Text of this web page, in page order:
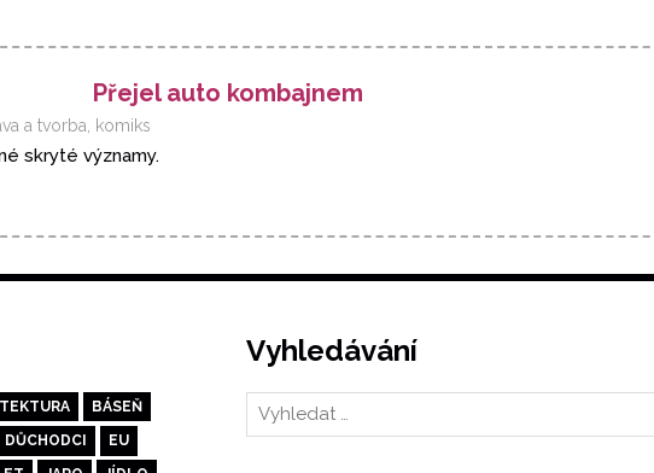
Přejel auto kombajnem
a tvorba komiks
skryté významy.
BÁSEŇ
DŮCHODCI EU
Vyhledávání